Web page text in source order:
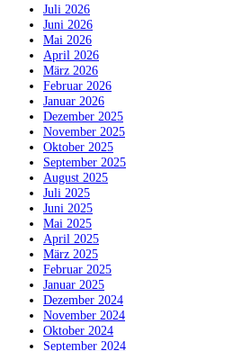
Juli 2026
Juni 2026
Mai 2026
April 2026
März 2026
Februar 2026
Januar 2026
Dezember 2025
November 2025
Oktober 2025
September 2025
August 2025
Juli 2025
Juni 2025
Mai 2025
April 2025
März 2025
Februar 2025
Januar 2025
Dezember 2024
November 2024
Oktober 2024
September 2024